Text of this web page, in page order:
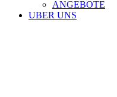
ANGEBOTE
UBER UNS